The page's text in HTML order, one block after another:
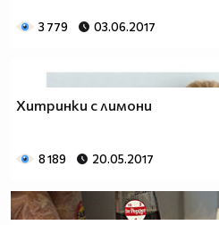
3 779 03.06.2017
Хитринки с лимони
8 189 20.05.2017